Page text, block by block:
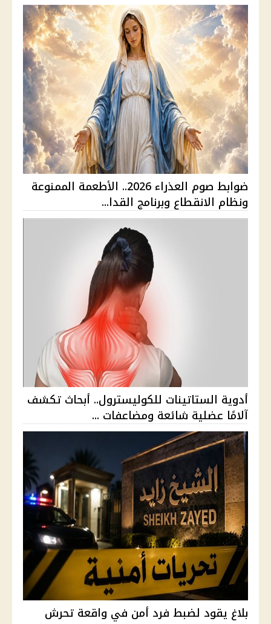
ضوابط صوم العذراء 2026.. الأطعمة الممنوعة
ونظام الانقطاع وبرنامج القدا...
أدوية الستاتينات للكوليسترول.. أبحاث تكشف
آلامًا عضلية شائعة ومضاعفات ...
بلاغ يقود لضبط فرد أمن في واقعة تحرش